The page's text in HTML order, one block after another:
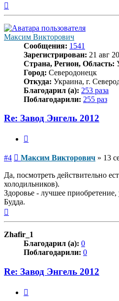
Максим Викторович
Сообщения: 1541
Зарегистрирован: 21 авг
Страна, Регион, Область:
Город: Северодонецк
Откуда: Украина, г.
Благодарил (а): 253 раза
Поблагодарили: 255 раз
Re: Завод Энгель 2012
#4 Сообщение
Максим Викторович » 13
Да, посмотреть действительно
холодильников).
Здоровье - лучшее
Будда.
Zhafir_1
Благодарил (а): 0
Поблагодарили: 0
Re: Завод Энгель 2012